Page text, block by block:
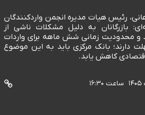
رئیس هیات مدیره انجمن واردکنندگان
بازرگانان به دلیل مشکلات ناشی از
محدودیت زمانی شش ماهه برای واردات
دارند؛ بانک مرکزی باید به این موضوع
کاهش یابد.
ساعت ۱۶:۳۰